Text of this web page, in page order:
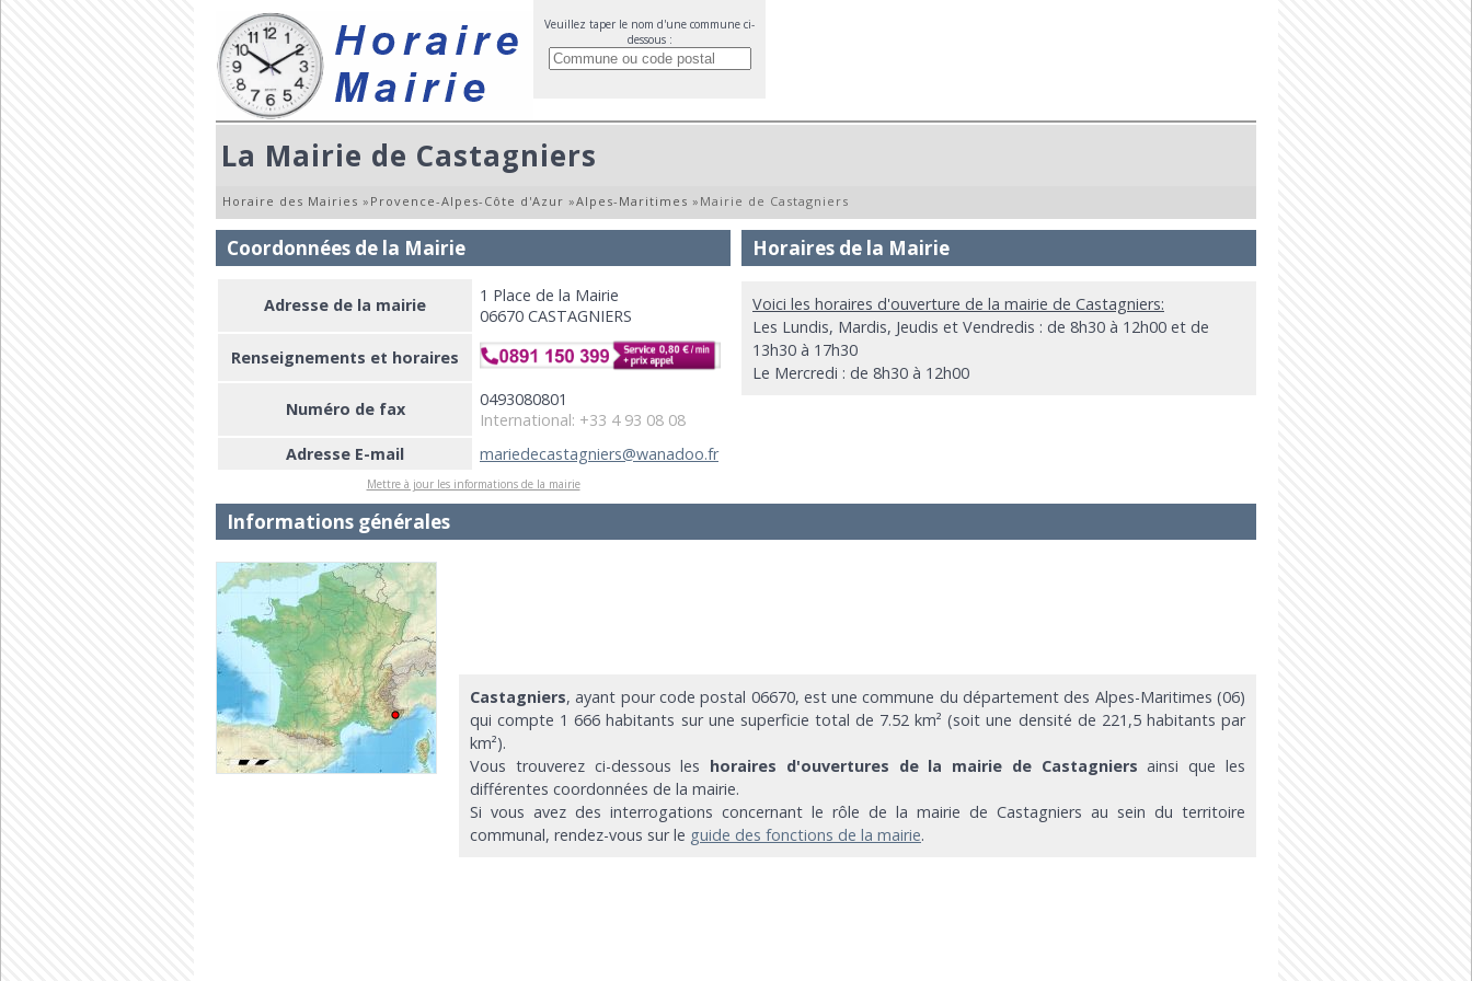
Veuillez taper le nom d'une commune ci-
dessous :
La Mairie de Castagniers
Horaire des Mairies » Provence-Alpes-Côte d'Azur »Alpes-Maritimes » Mairie de Castagniers
Coordonnées de la Mairie
Adresse de la mairie
1 Place de la Mairie
06670 CASTAGNIERS
Renseignements et horaires
Numéro de fax
0493080801
International: +33 4 93 08 08
Adresse E-mail
mariedecastagniers@wanadoo.fr
Mettre à jour les informations de la mairie
Horaires de la Mairie
Voici les horaires d'ouverture de la mairie de Castagniers:
Les Lundis, Mardis, Jeudis et Vendredis : de 8h30 à 12h00 et de
13h30 à 17h30
Le Mercredi : de 8h30 à 12h00
Informations générales
Castagniers, ayant pour code postal 06670, est une commune du département des Alpes-Maritimes (06)
qui compte 1 666 habitants sur une superficie total de 7.52 km² (soit une densité de 221,5 habitants par
km²).
Vous trouverez ci-dessous les horaires d'ouvertures de la mairie de Castagniers ainsi que les
différentes coordonnées de la mairie.
Si vous avez des interrogations concernant le rôle de la mairie de Castagniers au sein du territoire
communal, rendez-vous sur le guide des fonctions de la mairie.